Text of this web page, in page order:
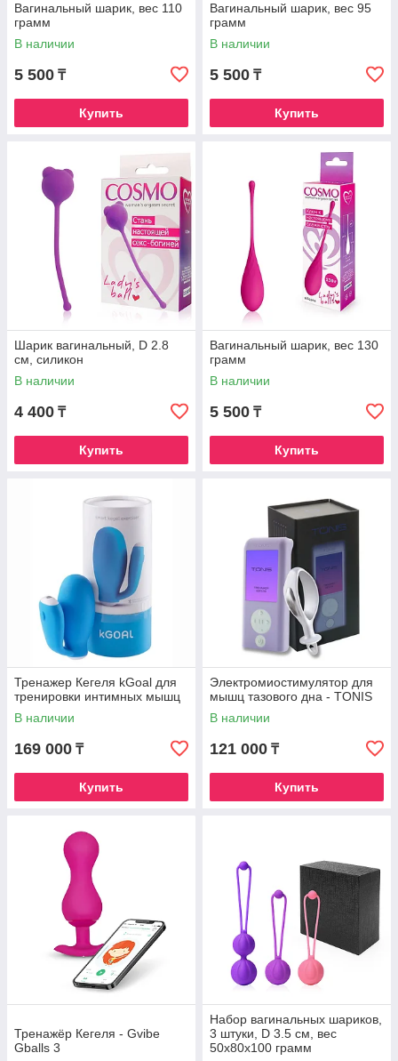
Вагинальный шарик, вес 110
грамм
В наличии
5 500 ₸
Купить
Вагинальный шарик, вес 95
грамм
В наличии
5 500 ₸
Купить
Шарик вагинальный, D 2.8
см, силикон
В наличии
4 400 ₸
Купить
Вагинальный шарик, вес 130
грамм
В наличии
5 500 ₸
Купить
Тренажер Кегеля kGoal для
тренировки интимных мышц
В наличии
169 000 ₸
Купить
Электромиостимулятор для
мышц тазового дна - TONIS
В наличии
121 000 ₸
Купить
Тренажёр Кегеля - Gvibe
Gballs 3
Набор вагинальных шариков,
3 штуки, D 3.5 см, вес
50x80x100 грамм